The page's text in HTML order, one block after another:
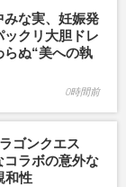
みな実、妊娠発
クリ大胆ドレ
らぬ“美への執
0時間前
ゴンクエス
コラボの意外な
和性